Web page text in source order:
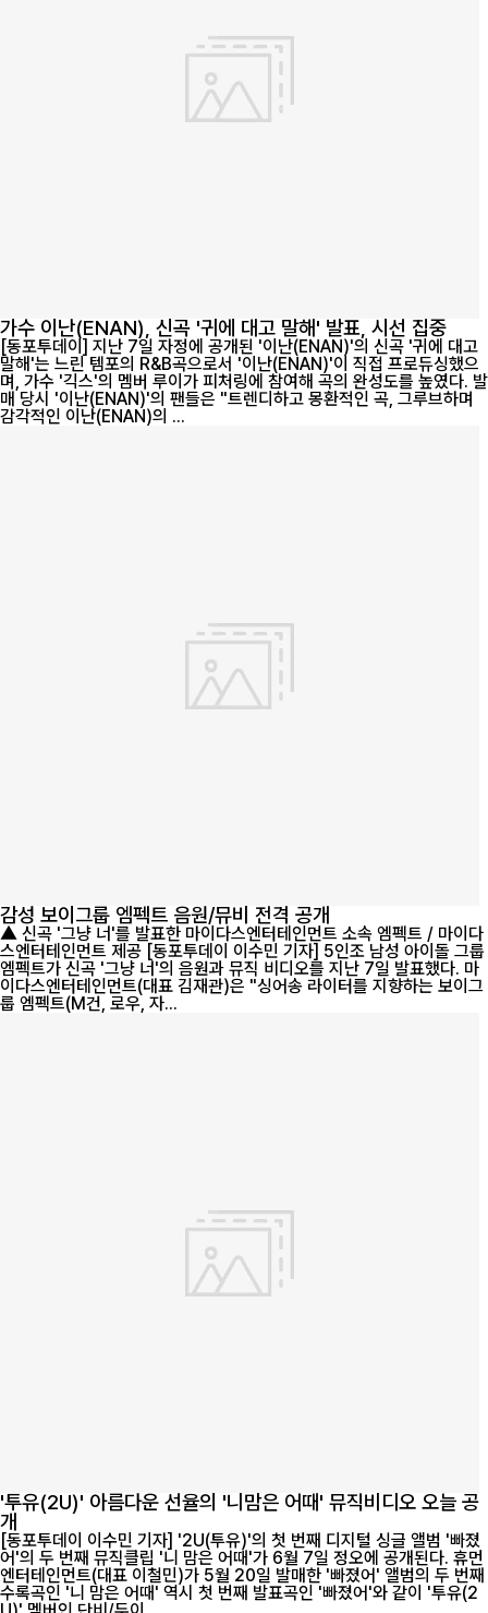
가수 이난(ENAN), 신곡 '귀에 대고 말해' 발표, 시선 집중
[동포투데이] 지난 7일 자정에 공개된 '이난(ENAN)'의 신곡 '귀에 대고
말해'는 느린 템포의 R&B곡으로서 '이난(ENAN)'이 직접 프로듀싱했으
며, 가수 '긱스'의 멤버 루이가 피처링에 참여해 곡의 완성도를 높였다. 발
매 당시 '이난(ENAN)'의 팬들은 "트렌디하고 몽환적인 곡, 그루브하며
감각적인 이난(ENAN)의 ...
감성 보이그룹 엠펙트 음원/뮤비 전격 공개
▲ 신곡 '그냥 너'를 발표한 마이다스엔터테인먼트 소속 엠펙트 / 마이다
스엔터테인먼트 제공 [동포투데이 이수민 기자] 5인조 남성 아이돌 그룹
엠펙트가 신곡 '그냥 너'의 음원과 뮤직 비디오를 지난 7일 발표했다. 마
이다스엔터테인먼트(대표 김재관)은 "싱어송 라이터를 지향하는 보이그
룹 엠펙트(M건, 로우, 자...
'투유(2U)' 아름다운 선율의 '니맘은 어때' 뮤직비디오 오늘 공
개
[동포투데이 이수민 기자] '2U(투유)'의 첫 번째 디지털 싱글 앨범 '빠졌
어'의 두 번째 뮤직클립 '니 맘은 어때'가 6월 7일 정오에 공개된다. 휴먼
엔터테인먼트(대표 이철민)가 5월 20일 발매한 '빠졌어' 앨범의 두 번째
수록곡인 '니 맘은 어때' 역시 첫 번째 발표곡인 '빠졌어'와 같이 '투유(2